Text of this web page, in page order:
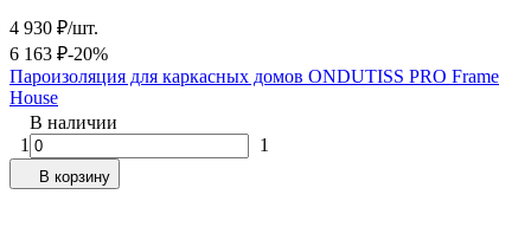
4 930 ₽/шт.
6 163 ₽-20%
Пароизоляция для каркасных домов ONDUTISS PRO Frame
House
В наличии
1
1
В корзину